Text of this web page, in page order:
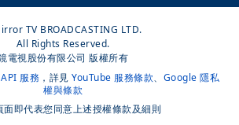
TV BROADCASTING LTD.
All Rights Reserved.
電視股份有限公司 版權所有
服務 ，詳見 YouTube 服務條款、 Google 隱私
權與條款
面即代表您同意上述授權條款及細則